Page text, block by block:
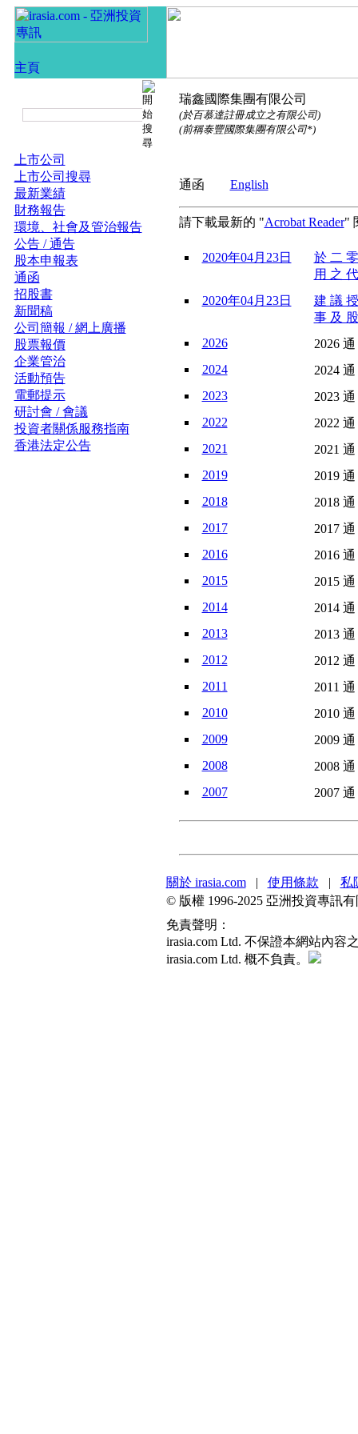
上市公司
上市公司搜尋
最新業績
財務報告
環境、社會及管治報告
公告 / 通告
股本申報表
通函
招股書
新聞稿
公司簡報 / 網上廣播
股票報價
企業管治
活動預告
電郵提示
研討會 / 會議
投資者關係服務指南
香港法定公告
瑞鑫國際集團有限公司
(於百慕達註冊成立之有限公司)
(前稱泰豐國際集團有限公司*)
通函 English
請下載最新的 "Acrobat Reader"
2020年04月23日
於 二
用 之
2020年04月23日
建 議
事 及
2026
2026
2024
2024
2023
2023
2022
2022
2021
2021
2019
2019
2018
2018
2017
2017
2016
2016
2015
2015
2014
2014
2013
2013
2012
2012
2011
2011
2010
2010
2009
2009
2008
2008
2007
2007
關於 irasia.com| 使用條款 | 私
© 版權 1996-2025 亞洲投資專訊
免責聲明：
irasia.com Ltd. 不保證本網站內
irasia.com Ltd. 概不負責。